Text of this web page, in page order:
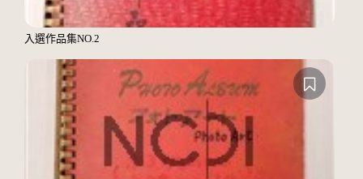
入選作品集NO.2